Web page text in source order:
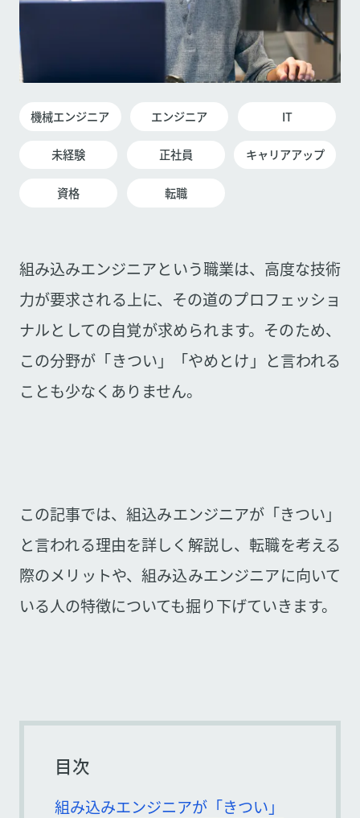
機械エンジニア エンジニア IT
未経験 正社員 キャリアアップ
資格 転職
組み込みエンジニアという職業は、高度な技術
力が要求される上に、その道のプロフェッショ
ナルとしての自覚が求められます。そのため、
この分野が「きつい」「やめとけ」と言われる
ことも少なくありません。
この記事では、組込みエンジニアが「きつい」
と言われる理由を詳しく解説し、転職を考える
際のメリットや、組み込みエンジニアに向いて
いる人の特徴についても掘り下げていきます。
目次
組み込みエンジニアが「きつい」